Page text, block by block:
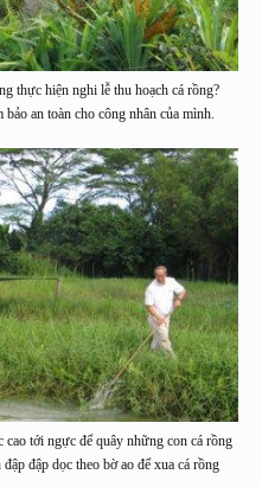
thực hiện nghi lễ thu hoạch cá rồng?
an toàn cho công nhân của mình.
cao tới ngực để quây những con cá rồng
đập dọc theo bờ ao để xua cá rồng